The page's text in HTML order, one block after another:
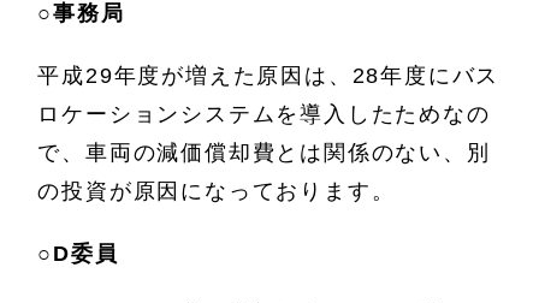
○事務局
平成29年度が増えた原因は、28年度にバス
ロケーションシステムを導入したためなの
で、車両の減価償却費とは関係のない、別
の投資が原因になっております。
○ D委員